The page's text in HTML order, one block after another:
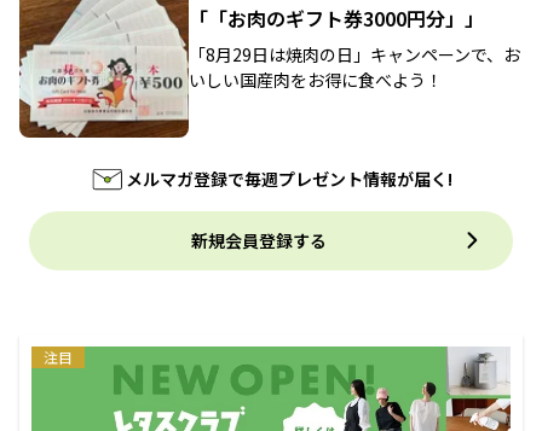
「「お肉のギフト券3000円分」」
「8月29日は焼肉の日」キャンペーンで、お
いしい国産肉をお得に食べよう！
メルマガ登録で毎週プレゼント情報が届く!
新規会員登録する
注目